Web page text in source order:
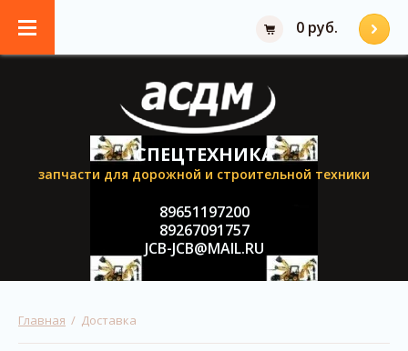
0 руб.
СПЕЦТЕХНИКА
запчасти для дорожной и строительной техники
89651197200
89267091757
JCB-JCB@MAIL.RU
Главная
  /  Доставка